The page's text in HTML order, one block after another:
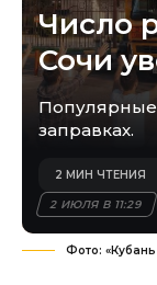
Число
Сочи
Популярные
заправках.
2 ИЮЛЯ В 11:29
2 МИН ЧТЕНИЯ
Фото: